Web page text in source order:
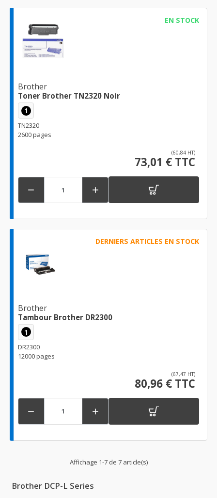
EN STOCK
Brother
Toner Brother TN2320 Noir
1
TN2320
2600 pages
(60,84 HT)
73,01 € TTC
 
DERNIERS ARTICLES EN STOCK
Brother
Tambour Brother DR2300
1
DR2300
12000 pages
(67,47 HT)
80,96 € TTC
 
Affichage 1-7 de 7 article(s)
Brother DCP-L Series